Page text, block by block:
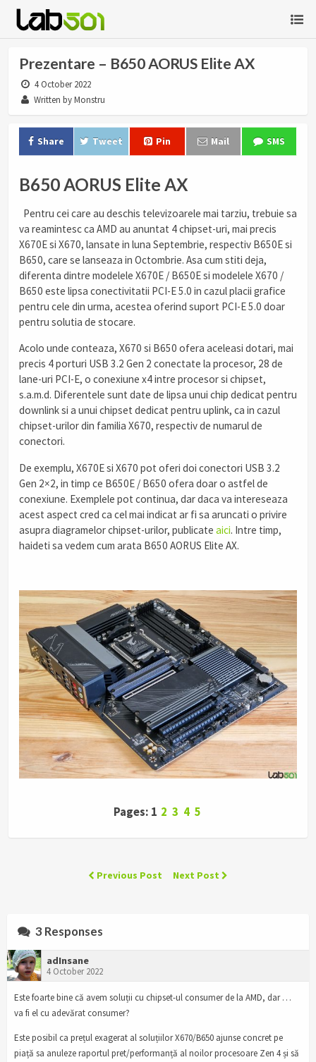
Prezentare – B650 AORUS Elite AX
4 October 2022
Written by Monstru
Share Tweet Pin Mail SMS
B650 AORUS Elite AX
Pentru cei care au deschis televizoarele mai tarziu, trebuie sa
va reamintesc ca AMD au anuntat 4 chipset-uri, mai precis
X670E si X670, lansate in luna Septembrie, respectiv B650E si
B650, care se lanseaza in Octombrie. Asa cum stiti deja,
diferenta dintre modelele X670E / B650E si modelele X670 /
B650 este lipsa conectivitatii PCI-E 5.0 in cazul placii grafice
pentru cele din urma, acestea oferind suport PCI-E 5.0 doar
pentru solutia de stocare.
Acolo unde conteaza, X670 si B650 ofera aceleasi dotari, mai
precis 4 porturi USB 3.2 Gen 2 conectate la procesor, 28 de
lane-uri PCI-E, o conexiune x4 intre procesor si chipset,
s.a.m.d. Diferentele sunt date de lipsa unui chip dedicat pentru
downlink si a unui chipset dedicat pentru uplink, ca in cazul
chipset-urilor din familia X670, respectiv de numarul de
conectori.
De exemplu, X670E si X670 pot oferi doi conectori USB 3.2
Gen 2×2, in timp ce B650E / B650 ofera doar o astfel de
conexiune. Exemplele pot continua, dar daca va intereseaza
acest aspect cred ca cel mai indicat ar fi sa aruncati o privire
asupra diagramelor chipset-urilor, publicate aici. Intre timp,
haideti sa vedem cum arata B650 AORUS Elite AX.
Pages: 1 2 3 4 5
Previous Post Next Post
3 Responses
adInsane
4 October 2022
Este foarte bine că avem soluții cu chipset-ul consumer de la AMD, dar …
va fi el cu adevărat consumer?
Este posibil ca prețul exagerat al soluțiilor X670/B650 ajunse concret pe
piață sa anuleze raportul pret/performanță al noilor procesoare Zen 4 și să